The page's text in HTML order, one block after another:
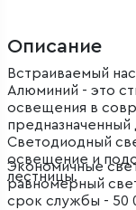
Описание
Встраиваемый
Алюминий - это
освещения в
предназначенный
Светодиодный
освещение и
лестницы.
Экономичные
равномерный
срок службы - 50